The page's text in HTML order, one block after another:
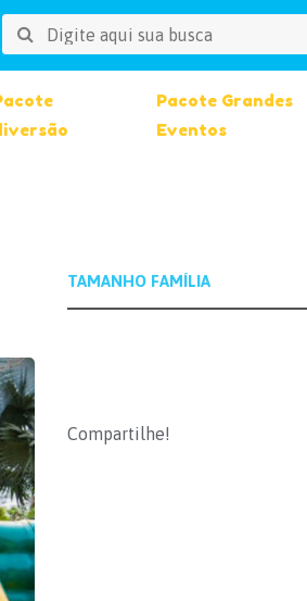
Pacote Grandes
Eventos
Compartilhe!